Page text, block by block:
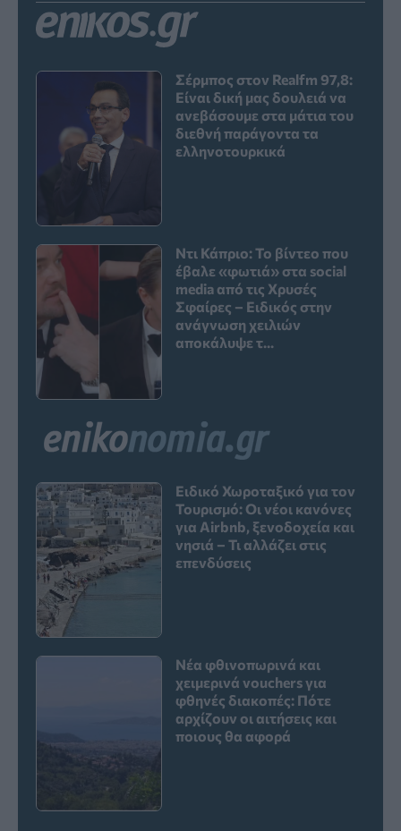
Σέρμπος στον Realfm 97,8:
Είναι δική μας δουλειά να
ανεβάσουμε στα μάτια του
διεθνή παράγοντα τα
ελληνοτουρκικά
Ντι Κάπριο: Το βίντεο που
έβαλε «φωτιά» στα social
media από τις Χρυσές
Σφαίρες – Ειδικός στην
ανάγνωση χειλιών
αποκάλυψε τ...
Ειδικό Χωροταξικό για τον
Τουρισμό: Οι νέοι κανόνες
για Airbnb, ξενοδοχεία και
νησιά – Τι αλλάζει στις
επενδύσεις
Νέα φθινοπωρινά και
χειμερινά vouchers για
φθηνές διακοπές: Πότε
αρχίζουν οι αιτήσεις και
ποιους θα αφορά